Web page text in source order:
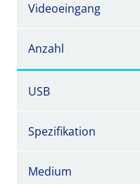
Videoeingang
Anzahl
USB
Spezifikation
Medium